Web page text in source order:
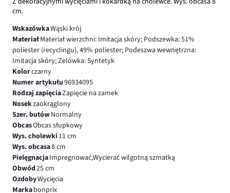
cm.
WskazówkaWąski krój
MateriałMateriał wierzchni: Imitacja skóry; Podszewka: 51%
poliester (recyclingu), 49% poliester; Podeszwa wewnętrzna:
Imitacja skóry; Zelówka: Syntetyk
Kolorczarny
Numer artykułu96934095
Rodzaj zapięciaZapięcie na zamek
Nosekzaokrąglony
Szer. butówNormalny
ObcasObcas słupkowy
Wys. cholewki 11 cm
Wys. obcasa8 cm
PielęgnacjaImpregnować,Wycierać wilgotną szmatką
Obwód25 cm
OzdobyWycięcia
Markabonprix